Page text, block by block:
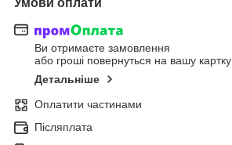
Ви отримаєте замовлення
або гроші повернуться на вашу картку
Детальніше
Оплатити частинами
Післяплата